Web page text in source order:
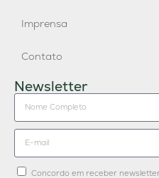
Imprensa
Contato
Newsletter
Concordo em receber